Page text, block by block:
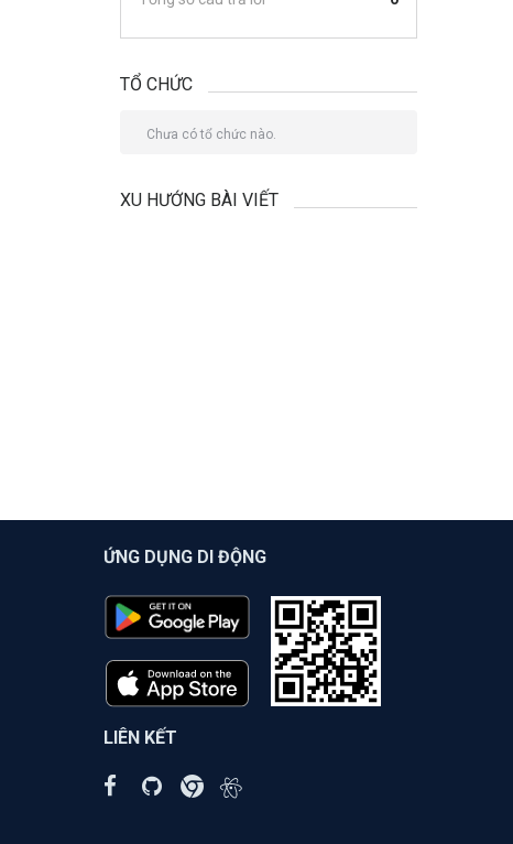
TỔ CHỨC
Chưa có tổ chức nào.
XU HƯỚNG BÀI VIẾT
ỨNG DỤNG DI ĐỘNG
LIÊN KẾT